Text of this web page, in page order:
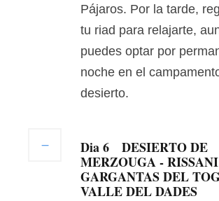
Pájaros. Por la tarde,
tu riad para relajarte,
puedes optar por
noche en el
desierto.
Dia 6
DESIERTO DE
MERZOUGA -
GARGANTAS DEL
VALLE DEL DADES